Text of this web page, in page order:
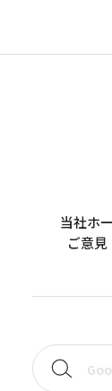
当社ホ
ご意見